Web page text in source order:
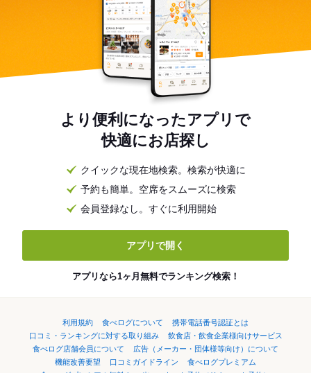
より便利になったアプリで
快適にお店探し
クイックな現在地検索。検索が快適に
予約も簡単。空席をスムーズに検索
会員登録なし。すぐに利用開始
アプリで開く
アプリなら1ヶ月無料でランキング検索！
利用規約 食べログについて
携帯電話番号認証とは
口コミ・ランキングに対する取り組み
飲食店・飲食企業様向けサービス
食べログ店舗会員について
広告（メーカー・団体様等向け）について
機能改善要望
口コミガイドライン
食べログプレミアム